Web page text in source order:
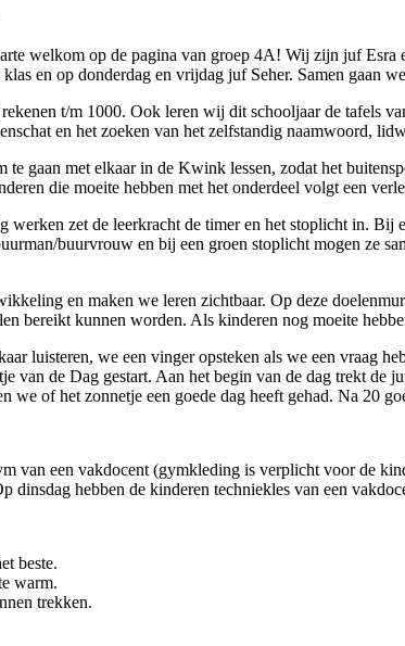
welkom op de pagina van groep 4A! Wij zijn juf Esra
en op donderdag en vrijdag juf Seher. Samen gaan
t/m 1000. Ook leren wij dit schooljaar de tafels
en het zoeken van het zelfstandig naamwoord,
te gaan met elkaar in de Kwink lessen, zodat het
die moeite hebben met het onderdeel volgt een
werken zet de leerkracht de timer en het stoplicht in.
buurvrouw en bij een groen stoplicht mogen ze
en maken we leren zichtbaar. Op deze
bereikt kunnen worden. Als kinderen nog moeite
luisteren, we een vinger opsteken als we een vraag
van de Dag gestart. Aan het begin van de dag trekt
we of het zonnetje een goede dag heeft gehad. Na 20
van een vakdocent (gymkleding is verplicht voor de
dinsdag hebben de kinderen techniekles van een
beste.
warm.
trekken.